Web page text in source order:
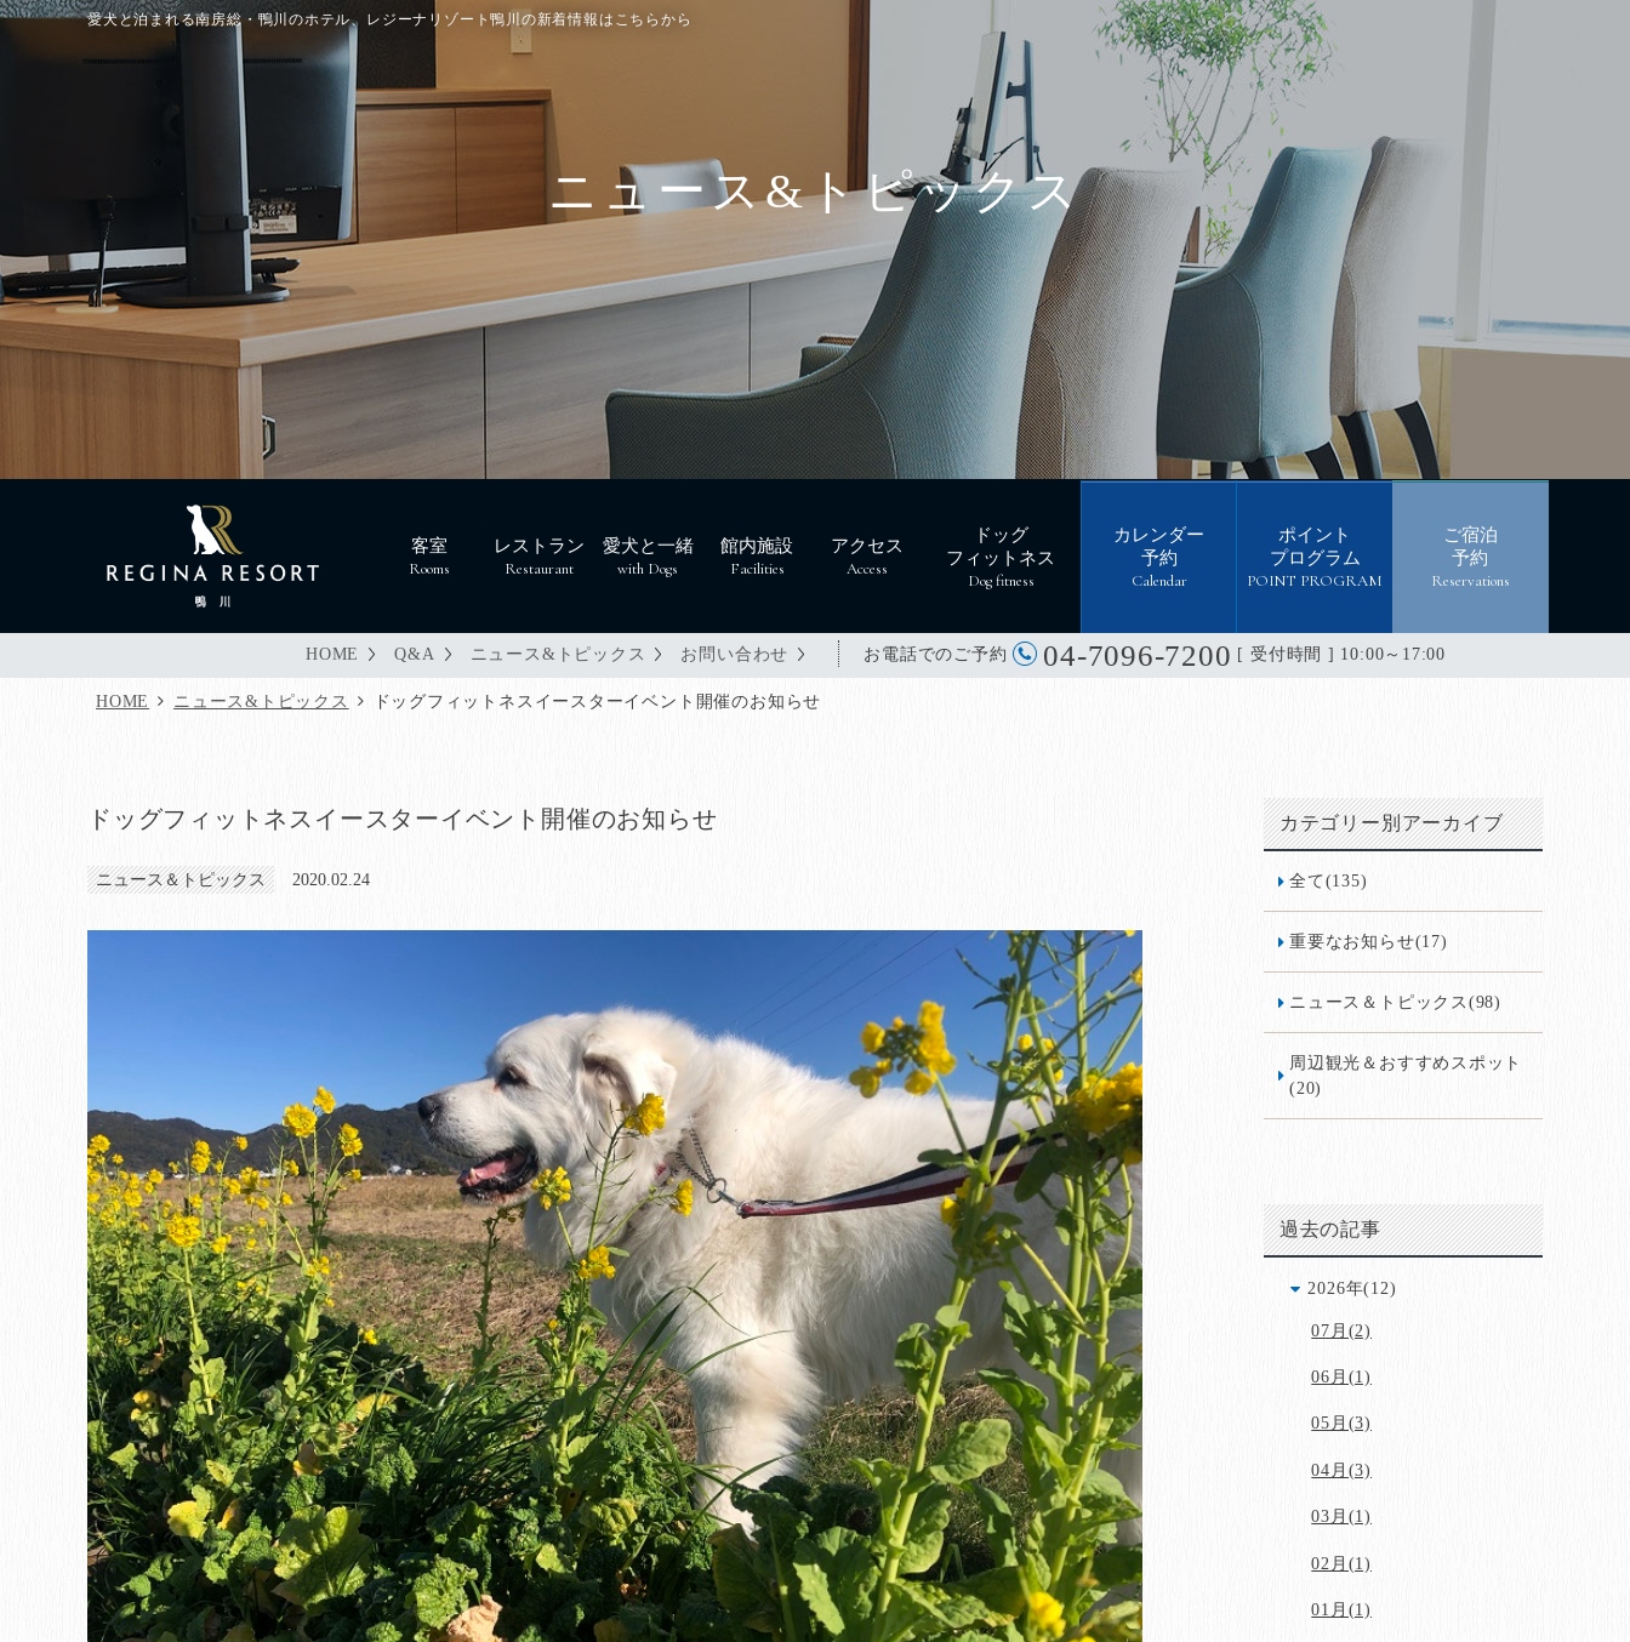
愛犬と泊まれる南房総・鴨川のホテル、レジーナリゾート鴨川の新着情報はこちらから
ニュース&トピックス
客室
Rooms
レストラン
Restaurant
愛犬と一緒
with Dogs
館内施設
Facilities
アクセス
Access
ドッグ
フィットネス
Dog fitness
カレンダー
予約
Calendar
ポイント
プログラム
POINT PROGRAM
ご宿泊
予約
Reservations
お電話でのご予約 04-7096-7200 [ 受付時間 ] 10:00～17:00
HOME Q&A ニュース&トピックス お問い合わせ
Rooms Restaurant
ドッグ
フィットネス
Dog fitness
カレンダー
予約
Calendar
ポイント
プログラム
POINT PROGRAM
HOME ニュース&トピックス ドッグフィットネスイースターイベント開催のお知らせ
ドッグフィットネスイースターイベント開催のお知らせ
ニュース＆トピックス 2020.02.24
カテゴリー別アーカイブ
全て(135)
重要なお知らせ(17)
ニュース＆トピックス(98)
周辺観光＆おすすめスポット
(20)
過去の記事
2026年(12)
07月(2)
06月(1)
05月(3)
04月(3)
03月(1)
02月(1)
01月(1)